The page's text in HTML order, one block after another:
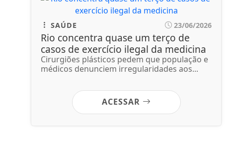
SAÚDE 23/06/2026
Rio concentra quase um terço de
casos de exercício ilegal da medicina
Cirurgiões plásticos pedem que população e
médicos denunciem irregularidades aos...
ACESSAR